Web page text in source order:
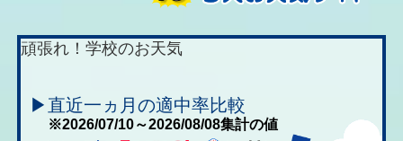
頑張れ！学校のお天気
▶直近一ヵ月の適中率比較
※2026/07/10～2026/08/08集計の値